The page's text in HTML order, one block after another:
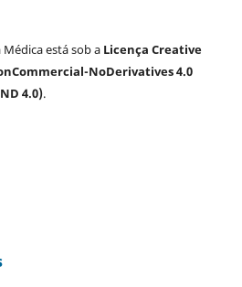
Médica está sob a Licença Creative
NoDerivatives 4.0
4.0).